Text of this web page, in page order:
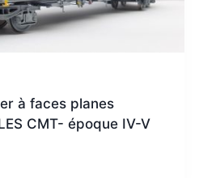
à faces planes
CMT- époque IV-V